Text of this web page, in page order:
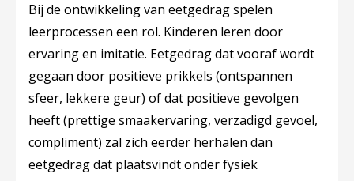
Bij de ontwikkeling van eetgedrag spelen
leerprocessen een rol. Kinderen leren door
ervaring en imitatie. Eetgedrag dat vooraf wordt
gegaan door positieve prikkels (ontspannen
sfeer, lekkere geur) of dat positieve gevolgen
heeft (prettige smaakervaring, verzadigd gevoel,
compliment) zal zich eerder herhalen dan
eetgedrag dat plaatsvindt onder fysiek